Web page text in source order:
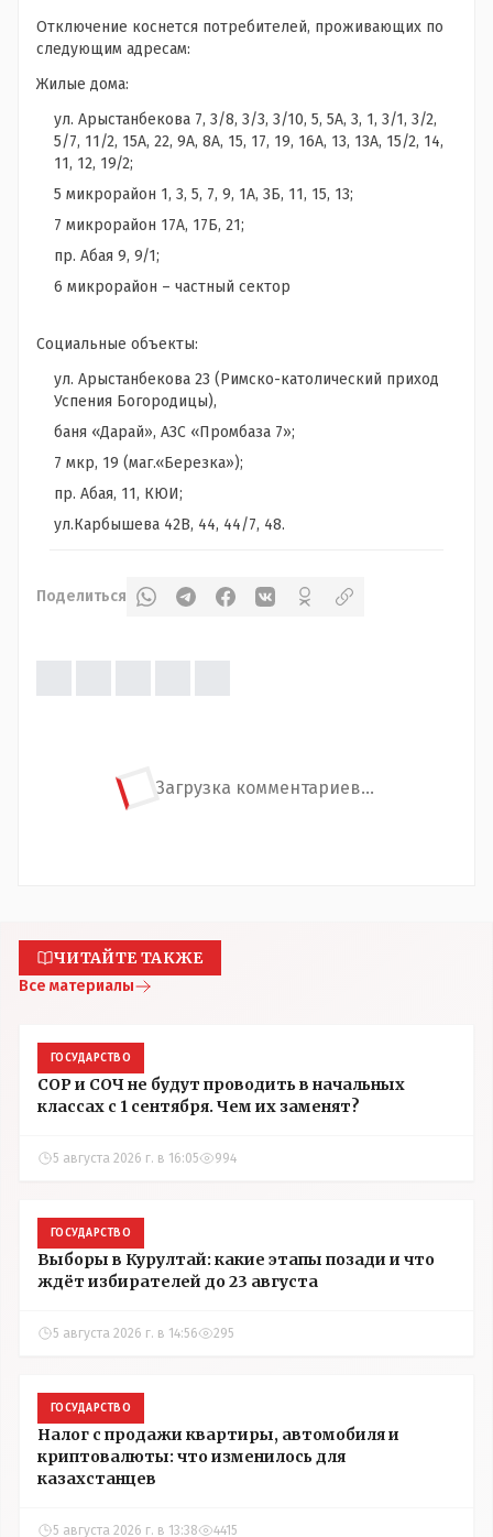
Отключение коснется потребителей, проживающих по
следующим адресам:
Жилые дома:
ул. Арыстанбекова 7, 3/8, 3/3, 3/10, 5, 5А, 3, 1, 3/1, 3/2,
5/7, 11/2, 15А, 22, 9А, 8А, 15, 17, 19, 16А, 13, 13А, 15/2, 14,
11, 12, 19/2;
5 микрорайон 1, 3, 5, 7, 9, 1А, 3Б, 11, 15, 13;
7 микрорайон 17А, 17Б, 21;
пр. Абая 9, 9/1;
6 микрорайон – частный сектор
Социальные объекты:
ул. Арыстанбекова 23 (Римско-католический приход
Успения Богородицы),
баня «Дарай», АЗС «Промбаза 7»;
7 мкр, 19 (маг.«Березка»);
пр. Абая, 11, КЮИ;
ул.Карбышева 42В, 44, 44/7, 48.
Поделиться
Загрузка комментариев...
ЧИТАЙТЕ ТАКЖЕ
Все материалы
ГОСУДАРСТВО
СОР и СОЧ не будут проводить в начальных
классах с 1 сентября. Чем их заменят?
5 августа 2026 г. в 16:05 994
ГОСУДАРСТВО
Выборы в Курултай: какие этапы позади и что
ждёт избирателей до 23 августа
5 августа 2026 г. в 14:56 295
ГОСУДАРСТВО
Налог с продажи квартиры, автомобиля и
криптовалюты: что изменилось для
казахстанцев
5 августа 2026 г. в 13:38 4415